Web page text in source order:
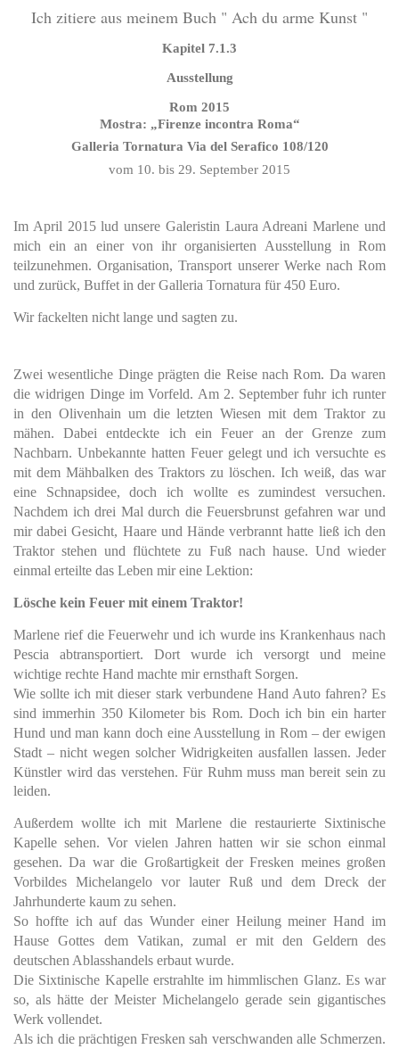
Ich zitiere aus meinem Buch " Ach du arme Kunst "
Kapitel 7.1.3
Ausstellung
Rom 2015
Mostra: „Firenze incontra Roma“
Galleria Tornatura Via del Serafico 108/120
vom 10. bis 29. September 2015
Im April 2015 lud unsere Galeristin Laura Adreani Marlene und
mich ein an einer von ihr organisierten Ausstellung in Rom
teilzunehmen. Organisation, Transport unserer Werke nach Rom
und zurück, Buffet in der Galleria Tornatura für 450 Euro.
Wir fackelten nicht lange und sagten zu.
Zwei wesentliche Dinge prägten die Reise nach Rom. Da waren
die widrigen Dinge im Vorfeld. Am 2. September fuhr ich runter
in den Olivenhain um die letzten Wiesen mit dem Traktor zu
mähen. Dabei entdeckte ich ein Feuer an der Grenze zum
Nachbarn. Unbekannte hatten Feuer gelegt und ich versuchte es
mit dem Mähbalken des Traktors zu löschen. Ich weiß, das war
eine Schnapsidee, doch ich wollte es zumindest versuchen.
Nachdem ich drei Mal durch die Feuersbrunst gefahren war und
mir dabei Gesicht, Haare und Hände verbrannt hatte ließ ich den
Traktor stehen und flüchtete zu Fuß nach hause. Und wieder
einmal erteilte das Leben mir eine Lektion:
Lösche kein Feuer mit einem Traktor!
Marlene rief die Feuerwehr und ich wurde ins Krankenhaus nach
Pescia abtransportiert. Dort wurde ich versorgt und meine
wichtige rechte Hand machte mir ernsthaft Sorgen.
Wie sollte ich mit dieser stark verbundene Hand Auto fahren? Es
sind immerhin 350 Kilometer bis Rom. Doch ich bin ein harter
Hund und man kann doch eine Ausstellung in Rom – der ewigen
Stadt – nicht wegen solcher Widrigkeiten ausfallen lassen. Jeder
Künstler wird das verstehen. Für Ruhm muss man bereit sein zu
leiden.
Außerdem wollte ich mit Marlene die restaurierte Sixtinische
Kapelle sehen. Vor vielen Jahren hatten wir sie schon einmal
gesehen. Da war die Großartigkeit der Fresken meines großen
Vorbildes Michelangelo vor lauter Ruß und dem Dreck der
Jahrhunderte kaum zu sehen.
So hoffte ich auf das Wunder einer Heilung meiner Hand im
Hause Gottes dem Vatikan, zumal er mit den Geldern des
deutschen Ablasshandels erbaut wurde.
Die Sixtinische Kapelle erstrahlte im himmlischen Glanz. Es war
so, als hätte der Meister Michelangelo gerade sein gigantisches
Werk vollendet.
Als ich die prächtigen Fresken sah verschwanden alle Schmerzen.